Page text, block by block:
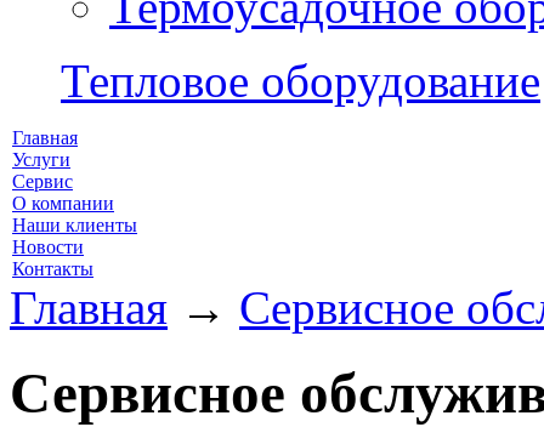
Тепловое оборудование
Главная
Услуги
Сервис
О компании
Наши клиенты
Новости
Контакты
Главная → Сервисное
Сервисное